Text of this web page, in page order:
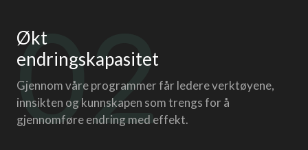
02
Økt
endrings­kapasitet
Gjennom våre programmer får ledere verktøyene,
innsikten og kunnskapen som trengs for å
gjennomføre endring med effekt.